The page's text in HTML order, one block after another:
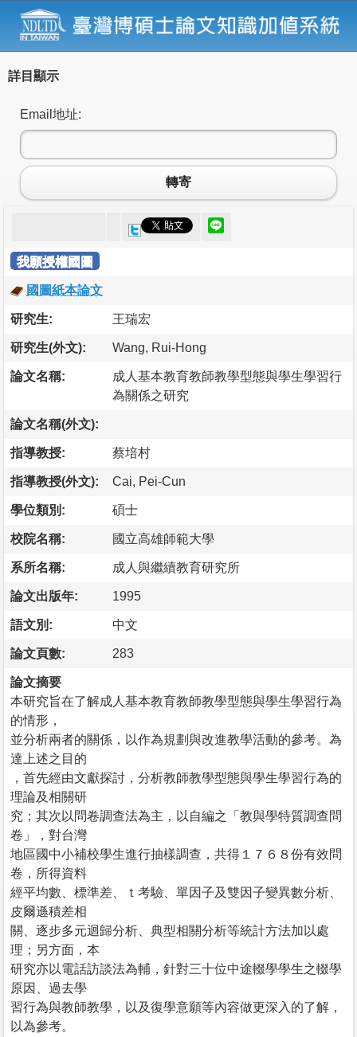
詳目顯示
Email地址:
轉寄
我願授權國圖
國圖紙本論文
研究生: 王瑞宏
研究生(外文): Wang, Rui-Hong
論文名稱:
成人基本教育教師教學型態與學生學習行
為關係之研究
論文名稱(外文):
指導教授: 蔡培村
指導教授(外文): Cai, Pei-Cun
學位類別: 碩士
校院名稱: 國立高雄師範大學
系所名稱: 成人與繼續教育研究所
論文出版年: 1995
語文別: 中文
論文頁數: 283
論文摘要
本研究旨在了解成人基本教育教師教學型態與學生學習行為
的情形，
並分析兩者的關係，以作為規劃與改進教學活動的參考。為
達上述之目的
，首先經由文獻探討，分析教師教學型態與學生學習行為的
理論及相關研
究；其次以問卷調查法為主，以自編之「教與學特質調查問
卷」，對台灣
地區國中小補校學生進行抽樣調查，共得１７６８份有效問
卷，所得資料
經平均數、標準差、ｔ考驗、單因子及雙因子變異數分析、
皮爾遜積差相
關、逐步多元迴歸分析、典型相關分析等統計方法加以處
理；另方面，本
研究亦以電話訪談法為輔，針對三十位中途輟學學生之輟學
原因、過去學
習行為與教師教學，以及復學意願等內容做更深入的了解，
以為參考。